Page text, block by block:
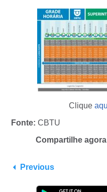
Clique
Fonte: CBTU
Compartilhe
Previous